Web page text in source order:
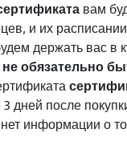
вам
и их
держать вас в
обязательно
дней после
информации о